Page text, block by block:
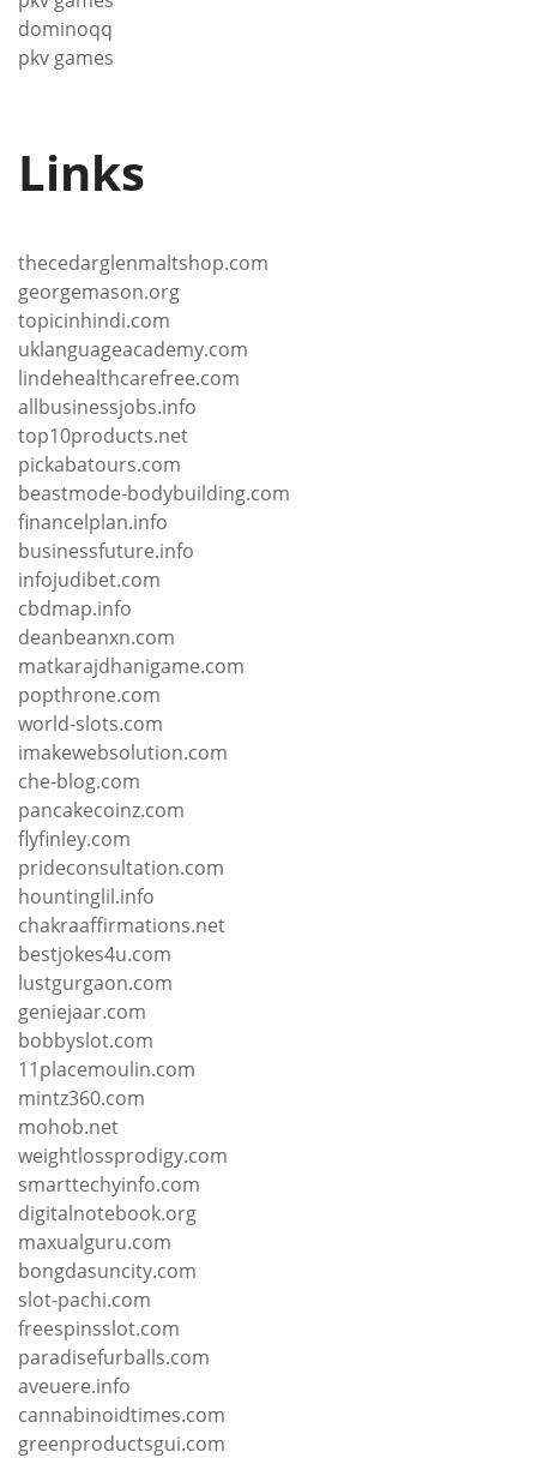
dominoqq
pkv games
Links
thecedarglenmaltshop.com
georgemason.org
topicinhindi.com
uklanguageacademy.com
lindehealthcarefree.com
allbusinessjobs.info
top10products.net
pickabatours.com
beastmode-bodybuilding.com
financelplan.info
businessfuture.info
infojudibet.com
cbdmap.info
deanbeanxn.com
matkarajdhanigame.com
popthrone.com
world-slots.com
imakewebsolution.com
che-blog.com
pancakecoinz.com
flyfinley.com
prideconsultation.com
hountinglil.info
chakraaffirmations.net
bestjokes4u.com
lustgurgaon.com
geniejaar.com
bobbyslot.com
11placemoulin.com
mintz360.com
mohob.net
weightlossprodigy.com
smarttechyinfo.com
digitalnotebook.org
maxualguru.com
bongdasuncity.com
slot-pachi.com
freespinsslot.com
paradisefurballs.com
aveuere.info
cannabinoidtimes.com
greenproductsgui.com